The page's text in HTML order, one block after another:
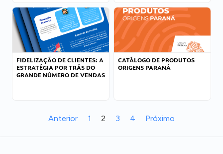
FIDELIZAÇÃO DE CLIENTES: A
ESTRATÉGIA POR TRÁS DO
GRANDE NÚMERO DE VENDAS
CATÁLOGO DE PRODUTOS
ORIGENS PARANÁ
Anterior 1 2 3 4 Próximo